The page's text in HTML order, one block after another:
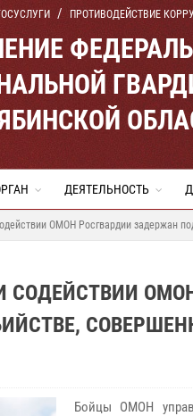
ПРОТИВОДЕЙСТВИЕ
ДЕЯТЕЛЬНОСТЬ
ОМОН Росгвардии задержан
Бойцы ОМОН